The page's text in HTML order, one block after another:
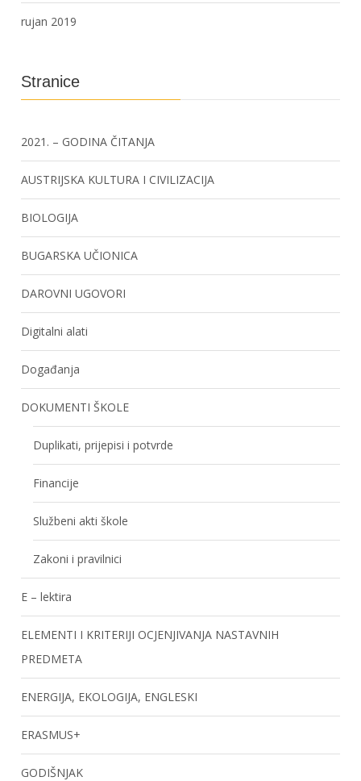
rujan 2019
Stranice
2021. – GODINA ČITANJA
AUSTRIJSKA KULTURA I CIVILIZACIJA
BIOLOGIJA
BUGARSKA UČIONICA
DAROVNI UGOVORI
Digitalni alati
Događanja
DOKUMENTI ŠKOLE
Duplikati, prijepisi i potvrde
Financije
Službeni akti škole
Zakoni i pravilnici
E – lektira
ELEMENTI I KRITERIJI OCJENJIVANJA NASTAVNIH
PREDMETA
ENERGIJA, EKOLOGIJA, ENGLESKI
ERASMUS+
GODIŠNJAK